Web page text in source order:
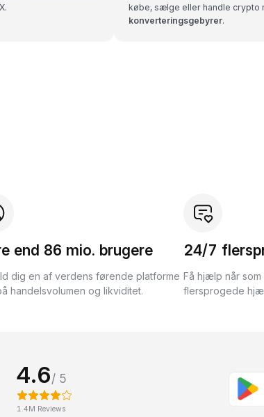
købe, sælge eller handle crypto
konverteringsgebyrer.
end 86 mio. brugere
dig en af verdens førende platforme
handelsvolumen og likviditet.
24/7
Få hjælp når
flersprogede
4.6/ 5
1.4M Reviews